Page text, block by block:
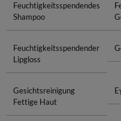
Feuchtigkeitsspendendes
Shampoo
Feuchtigkeitsspendender
Lipgloss
Gesichtsreinigung
Fettige Haut